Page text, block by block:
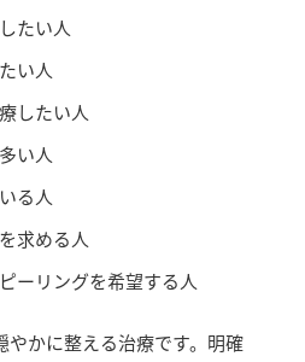
たい人
い人
したい人
い人
る人
求める人
ーリングを希望する人
やかに整える治療です。明確